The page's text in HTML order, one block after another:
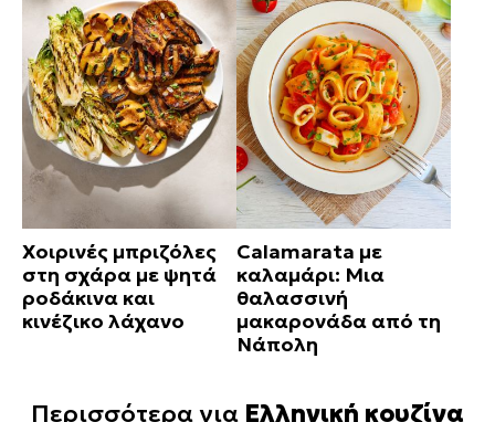
Χοιρινές μπριζόλες
στη σχάρα με ψητά
ροδάκινα και
κινέζικο λάχανο
Calamarata με
καλαμάρι: Μια
θαλασσινή
μακαρονάδα από τη
Νάπολη
Περισσότερα για Ελληνική κουζίνα